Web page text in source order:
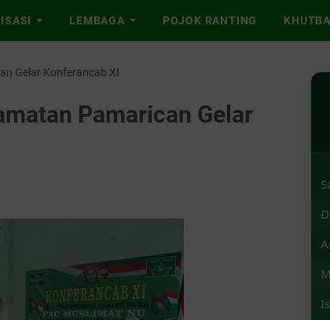
LEMBAGA POJOK RANTING
Gelar Konferancab XI
Pamarican Gelar